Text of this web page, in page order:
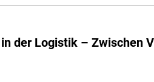
der Logistik – Zwischen